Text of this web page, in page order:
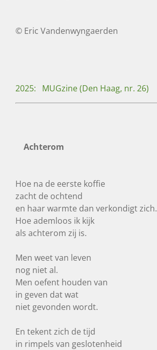
© Eric Vandenwyngaerden
2025: MUGzine (Den Haag, nr. 26)
Achterom
Hoe na de eerste koffie
zacht de ochtend
en haar warmte dan verkondigt zich.
Hoe ademloos ik kijk
als achterom zij is.
Men weet van leven
nog niet al.
Men oefent houden van
in geven dat wat
niet gevonden wordt.
En tekent zich de tijd
in rimpels van geslotenheid